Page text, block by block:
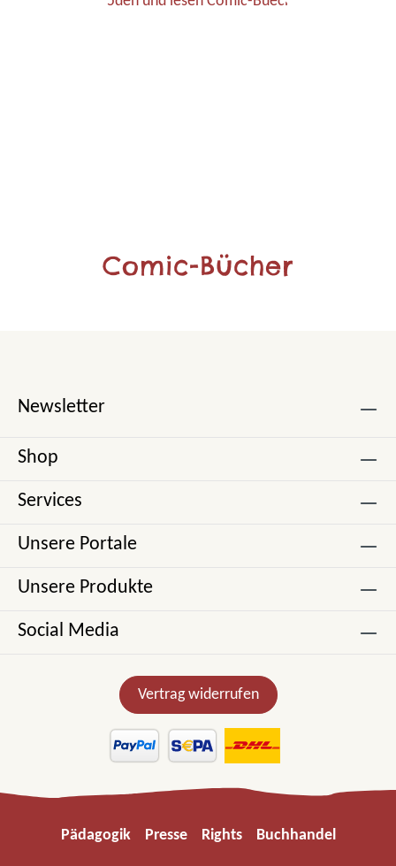
Comic-Bücher
Newsletter
Shop
Services
Unsere Portale
Unsere Produkte
Social Media
Vertrag widerrufen
Pädagogik Presse Rights Buchhandel